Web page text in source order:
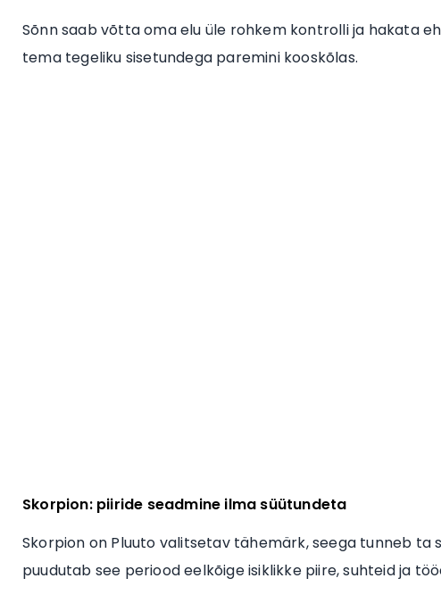
Sõnn saab võtta oma elu üle rohkem kontrolli ja hakata
tema tegeliku sisetundega paremini kooskõlas.
Skorpion: piiride seadmine ilma süütundeta
Skorpion on Pluuto valitsetav tähemärk, seega tunneb ta
puudutab see periood eelkõige isiklikke piire, suhteid ja